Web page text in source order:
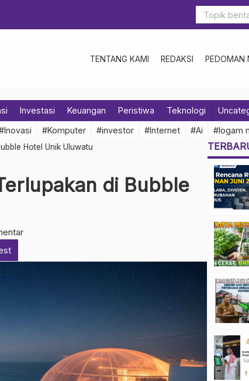
TENTANG KAMI REDAKSI PEDOMAN
Investasi Keuangan Peristiwa Teknologi
#Komputer #investor #Internet #Ai #logam
Hotel Unik Uluwatu
di Bubble